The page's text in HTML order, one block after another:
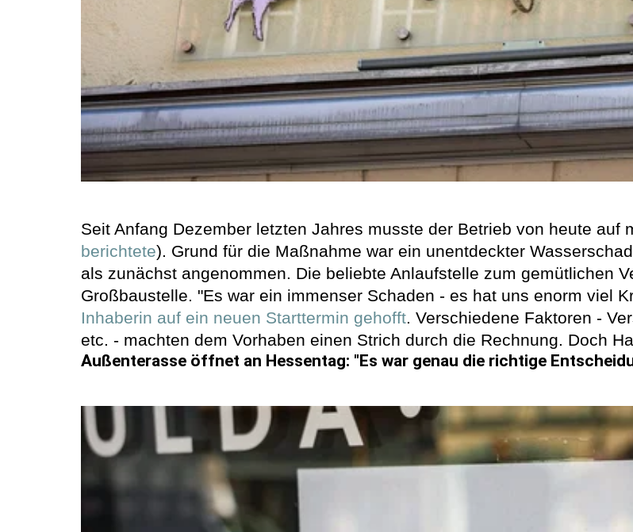
Seit Anfang Dezember letzten Jahres musste der Betrieb von heute auf
berichtete). Grund für die Maßnahme war ein unentdeckter
als zunächst angenommen. Die beliebte Anlaufstelle zum gemütlichen
Großbaustelle. "Es war ein immenser Schaden - es hat uns enorm viel
Inhaberin auf ein neuen Starttermin gehofft. Verschiedene Faktoren -
etc. - machten dem Vorhaben einen Strich durch die Rechnung. Doch
Außenterasse öffnet an Hessentag: "Es war genau die richtige